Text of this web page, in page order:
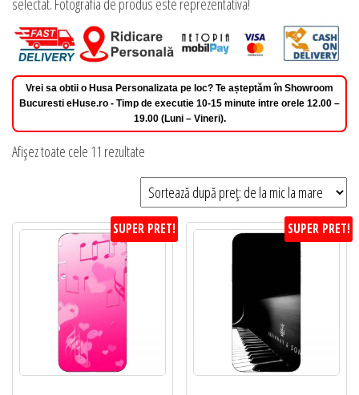
selectat. Fotografia de produs este reprezentativa!
Vrei sa obtii o Husa Personalizata pe loc? Te așteptăm în Showroom
Bucuresti eHuse.ro - Timp de executie 10-15 minute intre orele 12.00 –
19.00 (Luni – Vineri).
Afișez toate cele 11 rezultate
după
preț:
de
la
SUPER PRET! SUPER PRET!